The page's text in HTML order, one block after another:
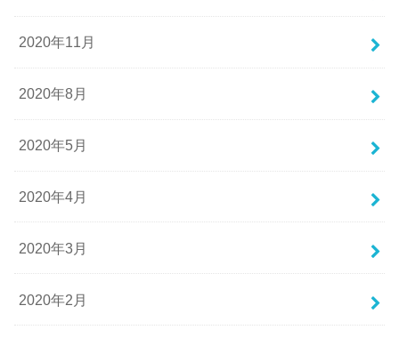
2020年11月
2020年8月
2020年5月
2020年4月
2020年3月
2020年2月